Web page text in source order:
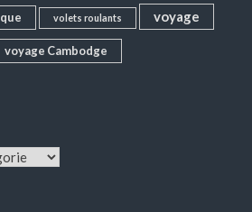
volets roulants voyage
voyage Cambodge